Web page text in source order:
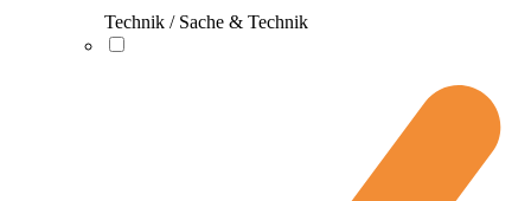
Technik / Sache & Technik